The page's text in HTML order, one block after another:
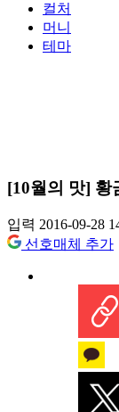
컬처
머니
테마
[10월의 맛] 황
입력 2016-09-28
선호매체 추가